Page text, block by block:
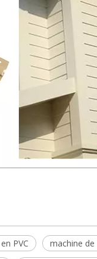
PVC
machine de